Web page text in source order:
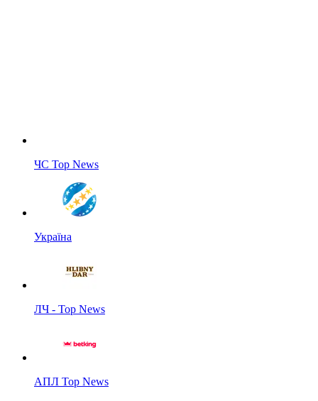
ЧС Top News
Україна
ЛЧ - Top News
АПЛ Top News